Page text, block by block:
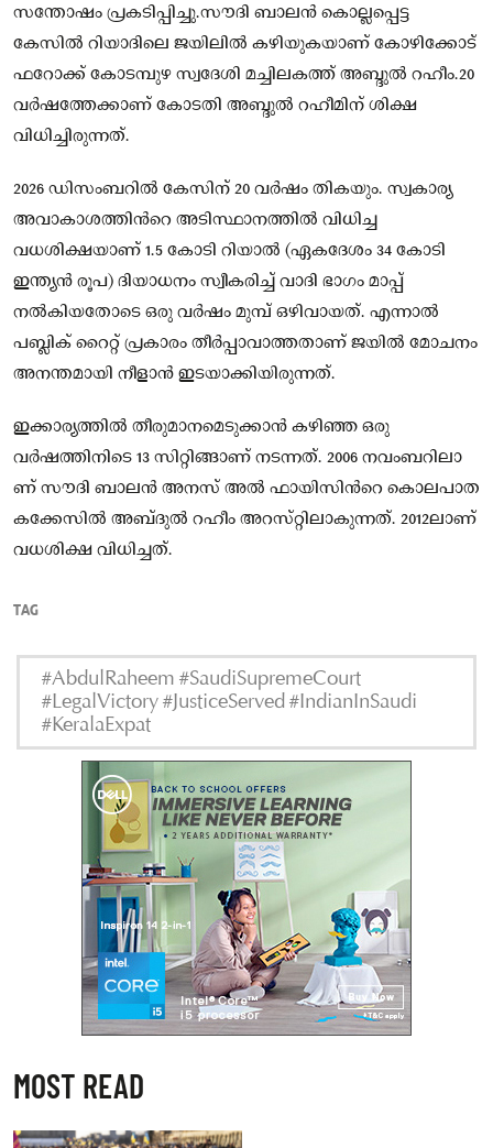
സന്തോഷം പ്രകടിപ്പിച്ചു.സൗദി ബാലൻ കൊല്ലപ്പെട്ട
കേസിൽ റിയാദിലെ ജയിലിൽ കഴിയുകയാണ് കോഴിക്കോട്
ഫറോക്ക് കോടമ്പുഴ സ്വദേശി മച്ചിലകത്ത് അബ്ദുൽ റഹീം.20
വര്‍ഷത്തേക്കാണ് കോടതി അബ്ദുൽ റഹീമിന് ശിക്ഷ
വിധിച്ചിരുന്നത്.
2026 ഡിസംബറിൽ കേസിന് 20 വർഷം തികയും. സ്വകാര്യ
അവാകാശത്തിന്‍റെ അടിസ്ഥാനത്തിൽ വിധിച്ച
വധശിക്ഷയാണ്​ 1.5 കോടി റിയാൽ (ഏകദേശം 34 കോടി
ഇന്ത്യൻ രൂപ) ദിയാധനം സ്വീകരിച്ച്​ വാദി ഭാഗം മാപ്പ്​
നൽകിയതോടെ ഒരു വര്‍ഷം മുമ്പ്​ ഒഴിവായത്​. എന്നാൽ
പബ്ലിക്​ റൈറ്റ്​ പ്രകാരം തീർപ്പാവാത്തതാണ്​ ജയിൽ മോചനം
അനന്തമായി നീളാൻ ഇടയാക്കിയിരുന്നത്​​.
ഇക്കാര്യത്തിൽ തീരുമാനമെടുക്കാൻ കഴിഞ്ഞ ഒരു
വര്‍ഷത്തിനിടെ 13 സിറ്റിങ്ങാണ്​ നടന്നത്​. 2006 ന​വം​ബ​റി​ലാ​
ണ് സൗ​ദി ബാ​ലൻ അനസ്​ അൽ ഫായിസിന്‍റെ കൊ​ല​പാ​ത​
ക​ക്കേ​സി​ൽ അ​ബ്​​ദു​ൽ റ​ഹീം അ​റസ്​റ്റിലാകുന്നത്​. 2012ലാണ്​
വ​ധ​ശി​ക്ഷ വി​ധിച്ചത്​.
TAG
#AbdulRaheem #SaudiSupremeCourt
#LegalVictory #JusticeServed #IndianInSaudi
#KeralaExpat
MOST READ